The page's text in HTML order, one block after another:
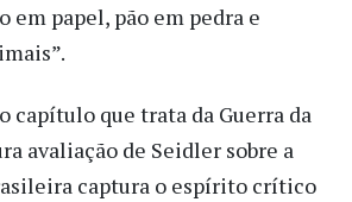
em papel, pão em pedra e
capítulo que trata da Guerra da
avaliação de Seidler sobre a
captura o espírito crítico